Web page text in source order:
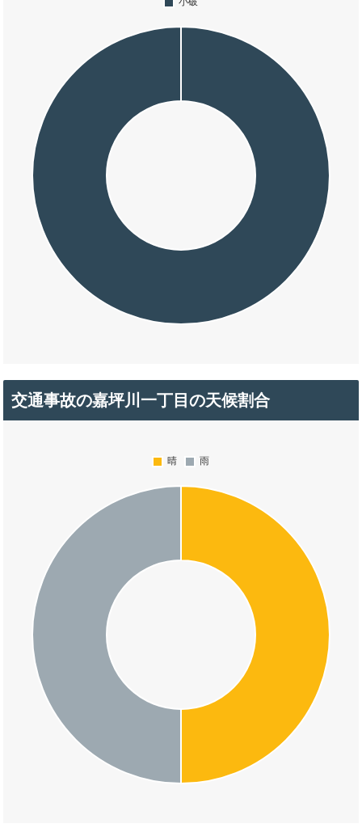
交通事故の嘉坪川一丁目の天候割合